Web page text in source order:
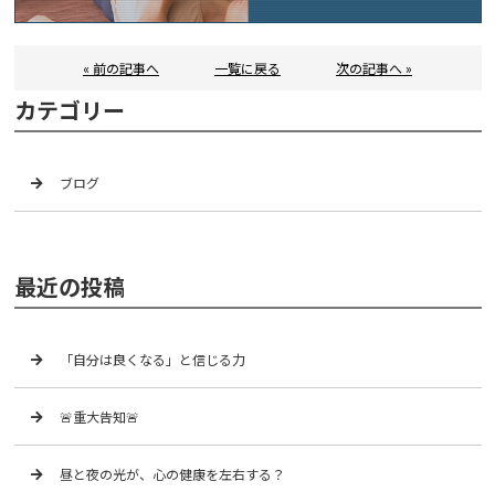
« 前の記事へ 一覧に戻る 次の記事へ »
カテゴリー
ブログ
最近の投稿
「自分は良くなる」と信じる力
🚨重大告知🚨
昼と夜の光が、心の健康を左右する？